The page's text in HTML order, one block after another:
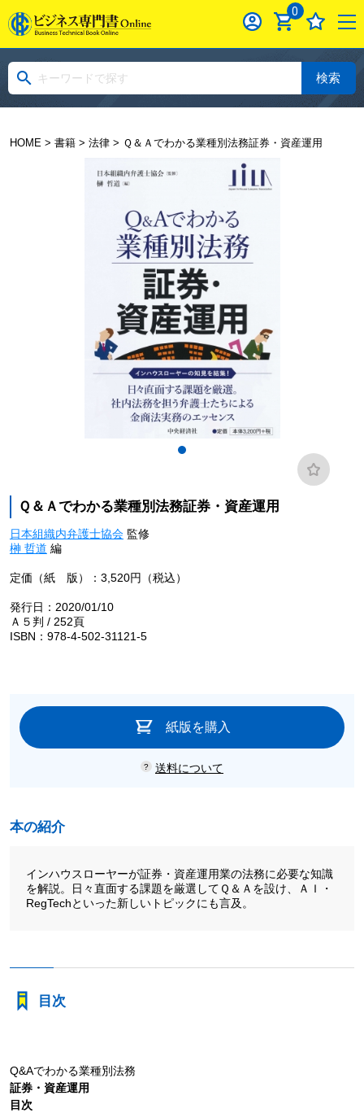
0
検索
HOME> 書籍> 法律> Ｑ＆Ａでわかる業種別法務証券・資産運用
Ｑ＆Ａでわかる業種別法務証券・資産運用
日本組織内弁護士協会監修
榊 哲道 編
定価（紙 版）：3,520円（税込）
発行日：2020/01/10
Ａ５判 / 252頁
ISBN：978-4-502-31121-5
紙版を購入
送料について
本の紹介
インハウスローヤーが証券・資産運用業の法務に必要な知識
を解説。日々直面する課題を厳選してＱ＆Ａを設け、ＡＩ・
RegTechといった新しいトピックにも言及。
目次
Q&Aでわかる業種別法務
証券・資産運用
目次